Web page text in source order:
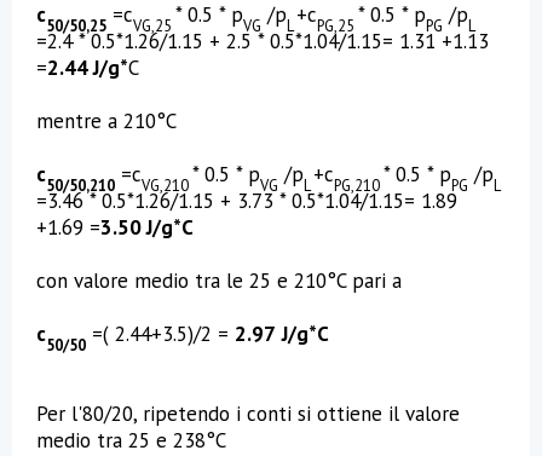
c50/50,25 =cVG,25 * 0.5 * pVG /pL+cPG,25 * 0.5 * pPG /pL
=2.4 * 0.5*1.26/1.15 + 2.5 * 0.5*1.04/1.15= 1.31 +1.13
=2.44 J/g*C
mentre a 210°C
c50/50,210 =cVG,210* 0.5 * pVG /pL+cPG,210* 0.5 * pPG /pL
=3.46 * 0.5*1.26/1.15 + 3.73 * 0.5*1.04/1.15= 1.89
+1.69 =3.50 J/g*C
con valore medio tra le 25 e 210°C pari a
c50/50 =( 2.44+3.5)/2 = 2.97 J/g*C
Per l'80/20, ripetendo i conti si ottiene il valore
medio tra 25 e 238°C